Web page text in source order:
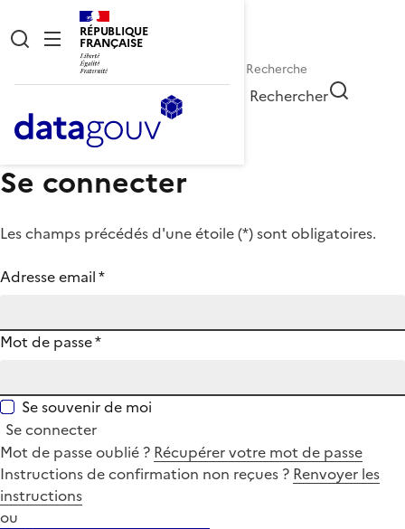
RÉPUBLIQUE
FRANÇAISE
Rechercher
Se connecter
Les champs précédés d'une étoile (*) sont obligatoires.
Adresse email*
Mot de passe*
Se souvenir de moi
Se connecter
Mot de passe oublié ? Récupérer votre mot de passe
Instructions de confirmation non reçues ? Renvoyer les
instructions
ou